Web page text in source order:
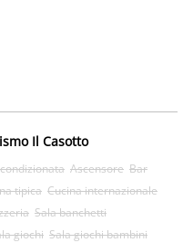
Il Casotto
Ascensore Bar
tipica Cucina internazionale
Sala banchetti
giochi Sala giochi bambini